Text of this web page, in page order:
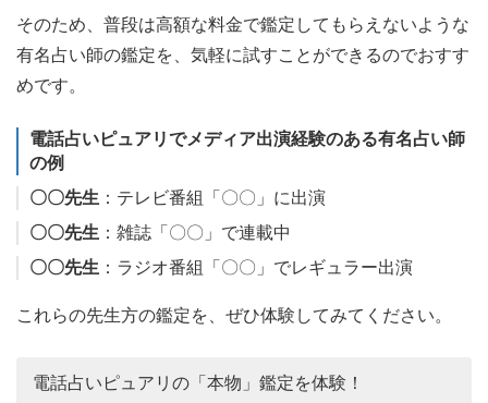
そのため、普段は高額な料金で鑑定してもらえないような
有名占い師の鑑定を、気軽に試すことができるのでおすす
めです。
電話占いピュアリでメディア出演経験のある有名占い師
の例
〇〇先生 ：テレビ番組「〇〇」に出演
〇〇先生 ：雑誌「〇〇」で連載中
〇〇先生 ：ラジオ番組「〇〇」でレギュラー出演
これらの先生方の鑑定を、ぜひ体験してみてください。
電話占いピュアリの「本物」鑑定を体験！